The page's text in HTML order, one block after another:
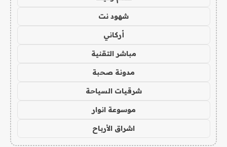
شهود نت
أركاني
مباشر التقنية
مدونة صحبة
شرقيات السياحة
موسوعة انوار
اشراق الأرباح